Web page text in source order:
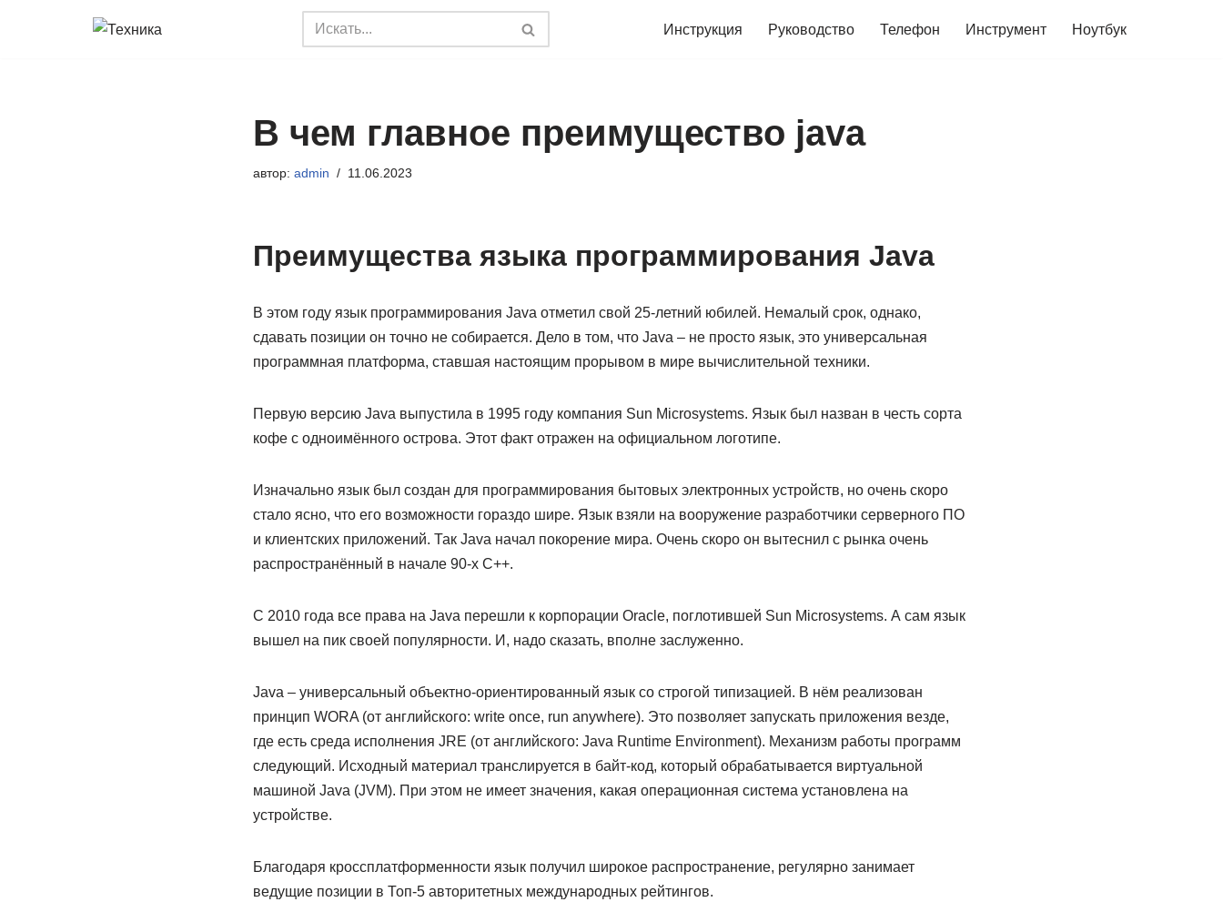
Инструкция Руководство Телефон Инструмент Ноутбук
В чем главное преимущество java
автор: admin 11.06.2023
Преимущества языка программирования Java
В этом году язык программирования Java отметил свой 25-летний юбилей. Немалый срок, однако,
сдавать позиции он точно не собирается. Дело в том, что Java – не просто язык, это универсальная
программная платформа, ставшая настоящим прорывом в мире вычислительной техники.
Первую версию Java выпустила в 1995 году компания Sun Microsystems. Язык был назван в честь сорта
кофе с одноимённого острова. Этот факт отражен на официальном логотипе.
Изначально язык был создан для программирования бытовых электронных устройств, но очень скоро
стало ясно, что его возможности гораздо шире. Язык взяли на вооружение разработчики серверного ПО
и клиентских приложений. Так Java начал покорение мира. Очень скоро он вытеснил с рынка очень
распространённый в начале 90-х C++.
С 2010 года все права на Java перешли к корпорации Oracle, поглотившей Sun Microsystems. А сам язык
вышел на пик своей популярности. И, надо сказать, вполне заслуженно.
Java – универсальный объектно-ориентированный язык со строгой типизацией. В нём реализован
принцип WORA (от английского: write once, run anywhere). Это позволяет запускать приложения везде,
где есть среда исполнения JRE (от английского: Java Runtime Environment). Механизм работы программ
следующий. Исходный материал транслируется в байт-код, который обрабатывается виртуальной
машиной Java (JVM). При этом не имеет значения, какая операционная система установлена на
устройстве.
Благодаря кроссплатформенности язык получил широкое распространение, регулярно занимает
ведущие позиции в Топ-5 авторитетных международных рейтингов.